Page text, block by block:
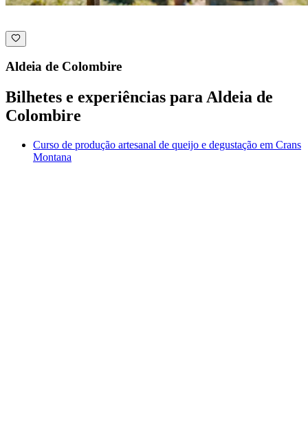
Aldeia de Colombire
Bilhetes e experiências para Aldeia de
Colombire
Curso de produção artesanal de queijo e degustação em Crans
Montana